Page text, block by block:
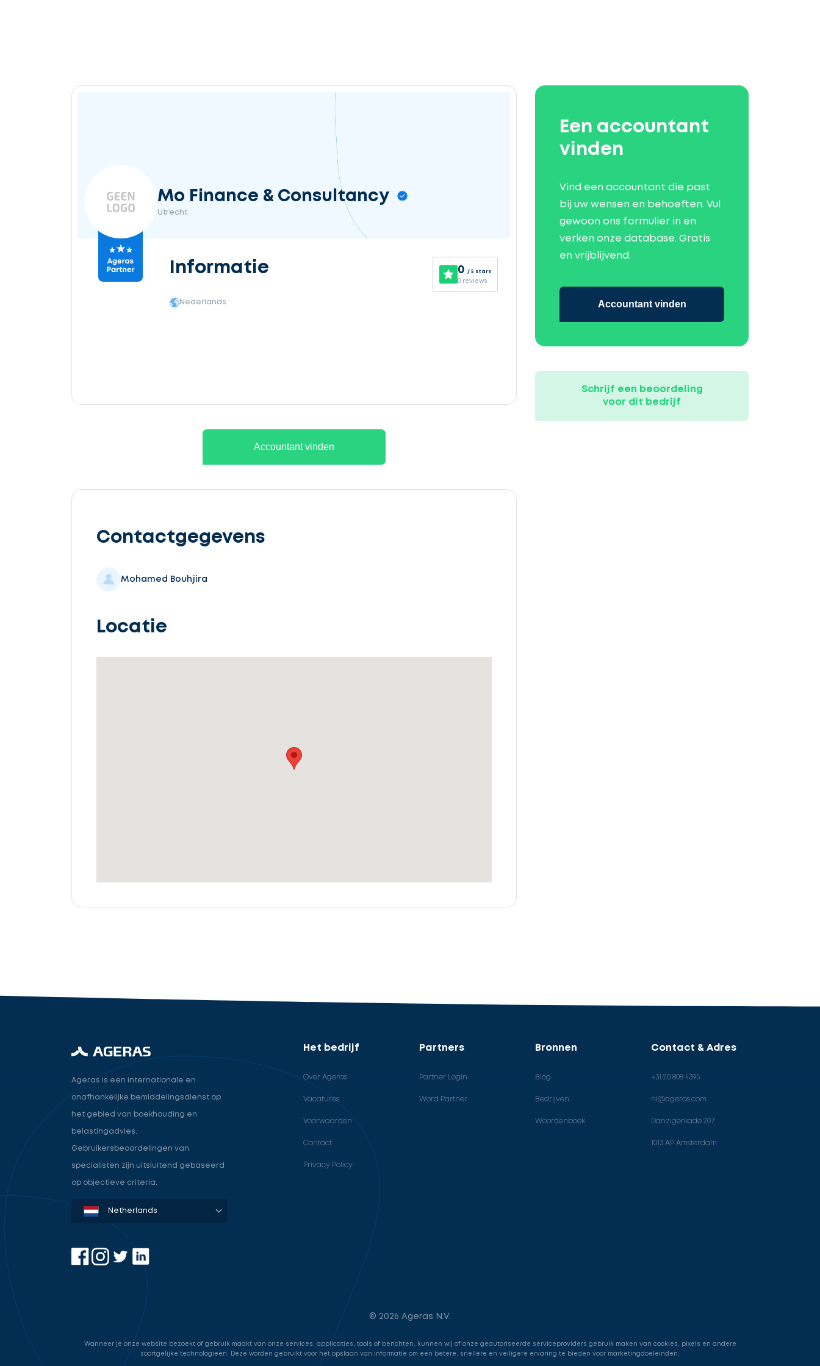
Mo Finance & Consultancy
Utrecht
0 / 5 stars
0 reviews
Informatie
Nederlands
Accountant vinden
Contactgegevens
Mohamed Bouhjira
Locatie
Een accountant
vinden
Vind een accountant die past
bij uw wensen en behoeften. Vul
gewoon ons formulier in en
verken onze database. Gratis
en vrijblijvend.
Accountant vinden
Schrijf een beoordeling
voor dit bedrijf
cta_box.sub_headline
Ageras is een internationale en
onafhankelijke bemiddelingsdienst op
het gebied van boekhouding en
belastingadvies.
Gebruikersbeoordelingen van
specialisten zijn uitsluitend gebaseerd
op objectieve criteria.
Denmark
Sweden
Norway
Netherlands
Germany
USA
Het bedrijf
Over Ageras
Vacatures
Voorwaarden
Contact
Privacy Policy
Partners
Partner Login
Word Partner
Bronnen
Blog
Bedrijven
Woordenboek
Contact & Adres
+31 20 808 4395
nl@ageras.com
Danzigerkade 207
1013 AP Amsterdam
© 2026 Ageras N.V.
Wanneer je onze website bezoekt of gebruik maakt van onze services, applicaties, tools of berichten, kunnen wij of onze geautoriseerde serviceproviders gebruik maken van cookies, pixels en andere
soortgelijke technologieën. Deze worden gebruikt voor het opslaan van informatie om een betere, snellere en veiligere ervaring te bieden voor marketingdoeleinden.